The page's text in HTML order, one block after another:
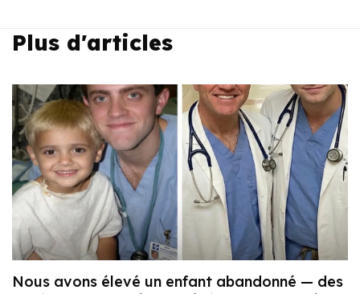
Plus d'articles
Nous avons élevé un enfant abandonné — des